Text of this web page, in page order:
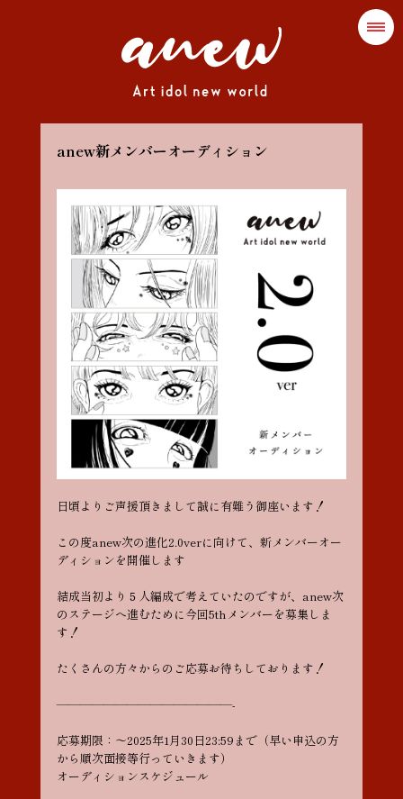
anew新メンバーオーディション
日頃よりご声援頂きまして誠に有難う御座います！
この度anew次の進化2.0verに向けて、新メンバーオー
ディションを開催します
結成当初より５人編成で考えていたのですが、anew次
のステージへ進むために今回5thメンバーを募集しま
す！
たくさんの方々からのご応募お待ちしております！
———————————————-
応募期限：〜2025年1月30日23:59まで（早い申込の方
から順次面接等行っていきます）
オーディションスケジュール